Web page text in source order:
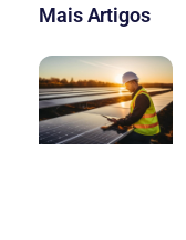
Mais Artigos